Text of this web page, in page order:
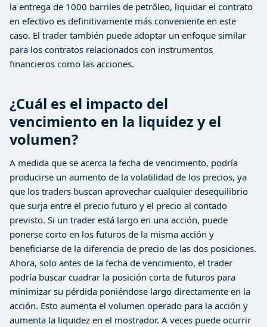
la entrega de 1000 barriles de petróleo, liquidar el contrato
en efectivo es definitivamente más conveniente en este
caso. El trader también puede adoptar un enfoque similar
para los contratos relacionados con instrumentos
financieros como las acciones.
¿Cuál es el impacto del
vencimiento en la liquidez y el
volumen?
A medida que se acerca la fecha de vencimiento, podría
producirse un aumento de la volatilidad de los precios, ya
que los traders buscan aprovechar cualquier desequilibrio
que surja entre el precio futuro y el precio al contado
previsto. Si un trader está largo en una acción, puede
ponerse corto en los futuros de la misma acción y
beneficiarse de la diferencia de precio de las dos posiciones.
Ahora, solo antes de la fecha de vencimiento, el trader
podría buscar cuadrar la posición corta de futuros para
minimizar su pérdida poniéndose largo directamente en la
acción. Esto aumenta el volumen operado para la acción y
aumenta la liquidez en el mostrador. A veces puede ocurrir